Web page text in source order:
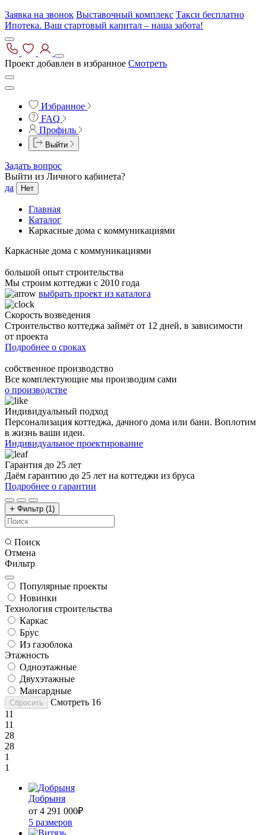
Заявка на звонок Выставочный комплекс Такси бесплатно
Ипотека. Ваш стартовый капитал – наша забота!
Проект добавлен в избранное Смотреть
Избранное
FAQ
Профиль
Выйти
Задать вопрос
Выйти из Личного кабинета?
да
Нет
Главная
Каталог
Каркасные дома с коммуникациями
Каркасные дома с коммуникациями
большой опыт строительства
Мы строим коттеджи с 2010 года
выбрать проект из каталога
Скорость возведения
Строительство коттеджа займёт от 12 дней, в зависимости
от проекта
Подробнее о сроках
собственное производство
Все комплектующие мы производим сами
о производстве
Индивидуальный подход
Персонализация коттеджа, дачного дома или бани. Воплотим
в жизнь ваши идеи.
Индивидуальное проектирование
Гарантия до 25 лет
Даём гарантию до 25 лет на коттеджи из бруса
Подробнее о гарантии
Фильтр (1)
Поиск
Отмена
Фильтр
Популярные проекты
Новинки
Технология строительства
Каркас
Брус
Из газоблока
Этажность
Одноэтажные
Двухэтажные
Мансардные
Сбросить Смотреть 16
11
11
28
28
1
1
Добрыня
от 4 291 000₽
5 размеров